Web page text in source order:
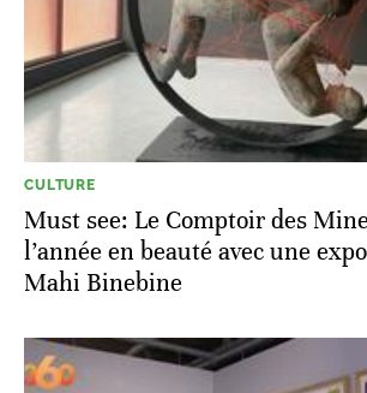
CULTURE
Must see: Le Comptoir des
l’année en beauté avec une
Mahi Binebine